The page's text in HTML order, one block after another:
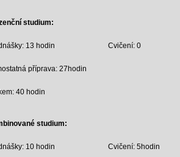
studium:
13 hodin Cvičení: 0
příprava: 27hodin
40 hodin
studium:
10 hodin Cvičení: 5hodin